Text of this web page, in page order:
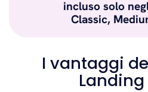
incluso solo
Classic,
I vantaggi
Landing